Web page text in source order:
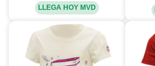
LLEGA HOY MVD